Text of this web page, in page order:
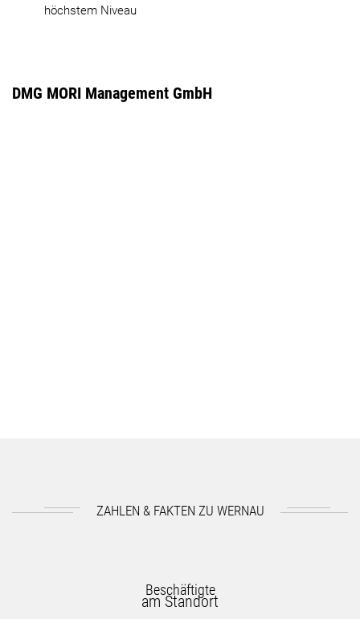
höchstem Niveau
DMG MORI Management GmbH
ZAHLEN & FAKTEN ZU WERNAU
Beschäftigte
am Standort